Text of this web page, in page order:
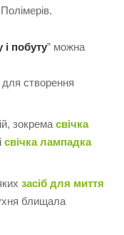
побуту” можна
для створення
зокрема свічка
і свічка лампадка
засіб для миття
блищала